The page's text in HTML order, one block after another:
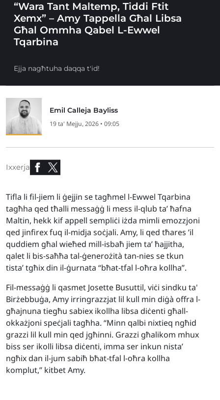
“Wara Tant Maltemp, Tiddi Ftit
Xemx” – Amy Tappella Għal Libsa
Għal Ommha Qabel L-Ewwel
Tqarbina
Ejja nagħtuha daqqa t'id!
Emil Calleja Bayliss
19 ta' Mejju, 2026 • 09:05
Ixxerja
Tifla li fil-jiem li ġejjin se tagħmel l-Ewwel Tqarbina
tagħha qed tħalli messaġġ li mess il-qlub ta’ ħafna
Maltin, hekk kif appell sempliċi iżda mimli emozzjoni
qed jinfirex fuq il-midja soċjali. Amy, li qed tħares ’il
quddiem għal wieħed mill-isbaħ jiem ta’ ħajjitha,
qalet li bis-saħħa tal-ġenerożità tan-nies se tkun
tista’ tgħix din il-ġurnata “bħat-tfal l-oħra kollha”.
Fil-messaġġ li qasmet Josette Busuttil, viċi sindku ta'
Birżebbuġa, Amy irringrazzjat lil kull min diġà offra l-
għajnuna tiegħu sabiex ikollha libsa diċenti għall-
okkażjoni speċjali tagħha. “Minn qalbi nixtieq ngħid
grazzi lil kull min qed jgħinni. Grazzi għalikom mhux
biss ser ikolli libsa diċenti, imma ser inkun nista’
ngħix dan il-jum sabiħ bħat-tfal l-oħra kollha
komplut,” kitbet Amy.